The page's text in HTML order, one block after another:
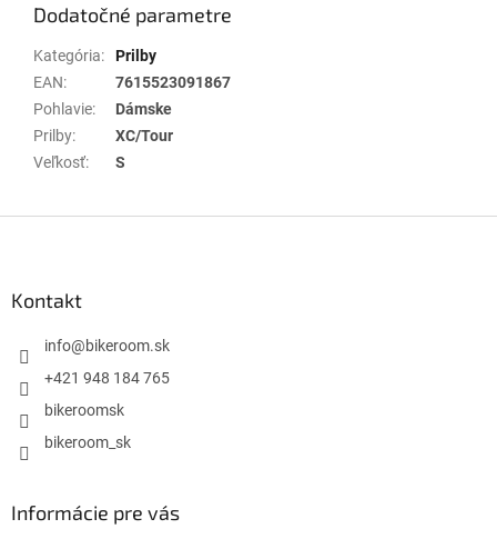
Dodatočné parametre
Kategória:
Prilby
EAN:
7615523091867
Pohlavie:
Dámske
Prilby:
XC/Tour
Veľkosť: S
Kontakt
info@bikeroom.sk
+421 948 184 765
bikeroomsk
bikeroom_sk
Informácie pre vás